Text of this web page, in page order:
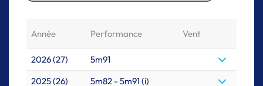
Année Performance Vent
2026 (27)
5m91
2025 (26)
5m82 - 5m91 (i)